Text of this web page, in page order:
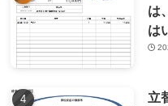
は
は
立